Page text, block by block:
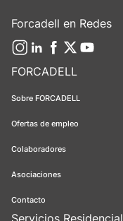
FORCADELL
Sobre FORCADELL
Ofertas de empleo
Colaboradores
Asociaciones
Contacto
Forcadell en Redes